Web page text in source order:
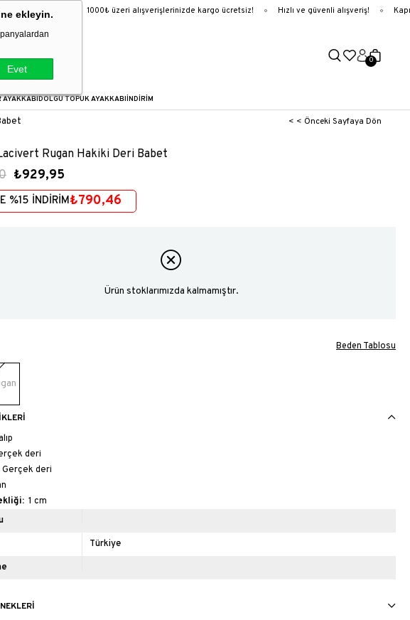
ekleyin.
Evet
kargoda! 1000₺ üzeri alışverişlerinizde kargo ücretsiz! Hızlı ve güvenli alışveriş!
0
AYAKKABIDOLGU TOPUK AYAKKABIİNDİRİM
< < Önceki Sayfaya Dön
Rugan Hakiki Deri Babet
₺929,95
%15 İNDİRİM₺790,46
Ürün stoklarımızda kalmamıştır.
Beden Tablosu
deri
Gerçek deri
1 cm
Türkiye